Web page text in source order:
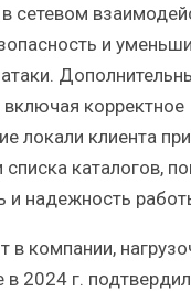
сетевом
и
включая корректное
локали клиента при
списка каталогов,
и надежность
в компании,
в 2024 г.